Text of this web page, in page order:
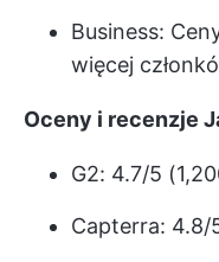
Business:
więcej
Oceny i recenzje
G2: 4.7/5
Capterra: 4.8/